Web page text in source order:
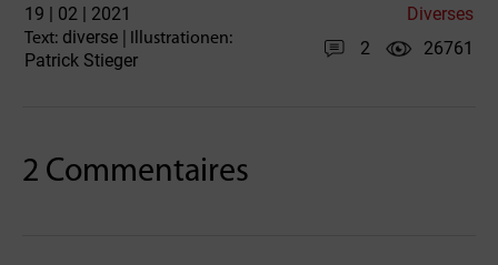
19 | 02 | 2021 Diverses
Text: diverse | Illustrationen:
Patrick Stieger
2 26761
2 Commentaires